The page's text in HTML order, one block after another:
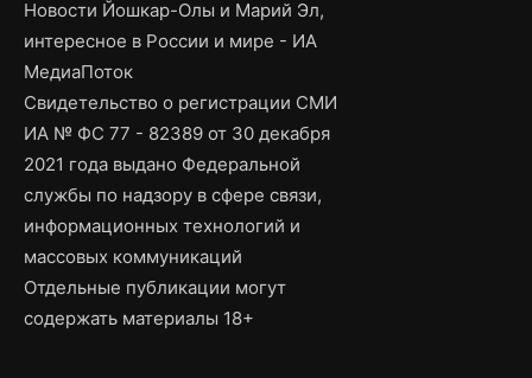
Новости Йошкар-Олы и Марий Эл,
интересное в России и мире - ИА
МедиаПоток
Свидетельство о регистрации СМИ
ИА № ФС 77 - 82389 от 30 декабря
2021 года выдано Федеральной
службы по надзору в сфере связи,
информационных технологий и
массовых коммуникаций
Отдельные публикации могут
содержать материалы 18+